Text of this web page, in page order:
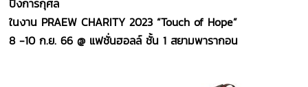
ปิ้งการกุศล
ในงาน PRAEW CHARITY 2023 “Touch of Hope”
8 -10 ก.ย. 66@ แฟชั่นฮอลล์ ชั้น 1 สยามพารากอน